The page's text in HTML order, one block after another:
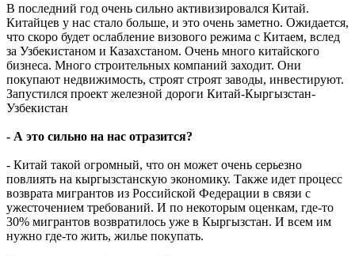
В последний год очень сильно активизировался Китай.
Китайцев у нас стало больше, и это очень заметно. Ожидается,
что скоро будет ослабление визового режима с Китаем, вслед
за Узбекистаном и Казахстаном. Очень много китайского
бизнеса. Много строительных компаний заходит. Они
покупают недвижимость, строят строят заводы, инвестируют.
Запустился проект железной дороги Китай-Кыргызстан-
Узбекистан
- А это сильно на нас отразится?
- Китай такой огромный, что он может очень серьезно
повлиять на кыргызстанскую экономику. Также идет процесс
возврата мигрантов из Российской Федерации в связи с
ужесточением требований. И по некоторым оценкам, где-то
30% мигрантов возвратилось уже в Кыргызстан. И всем им
нужно где-то жить, жилье покупать.